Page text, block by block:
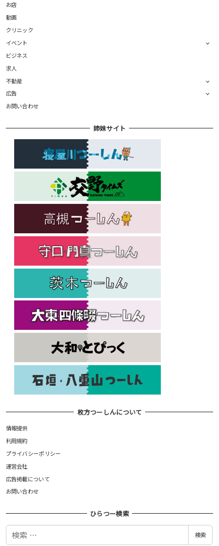
お店
動画
クリニック
イベント
ビジネス
求人
不動産
広告
お問い合わせ
姉妹サイト
枚方つーしんについて
情報提供
利用規約
プライバシーポリシー
運営会社
広告掲載について
お問い合わせ
ひらつー検索
検
検索